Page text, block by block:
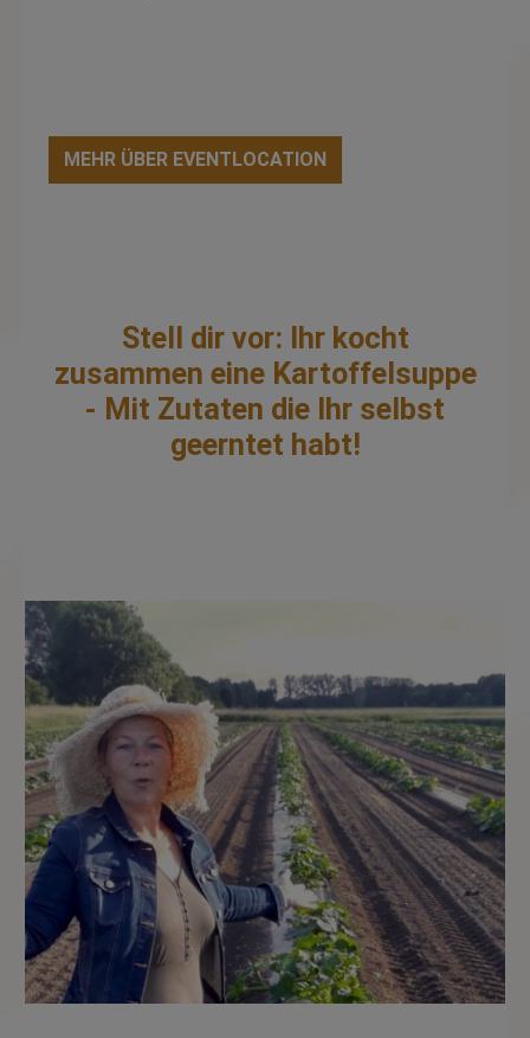
MEHR ÜBER EVENTLOCATION
Stell dir vor: Ihr kocht
zusammen eine Kartoffelsuppe
- Mit Zutaten die Ihr selbst
geerntet habt!